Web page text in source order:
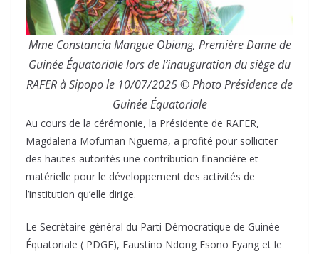
Mme Constancia Mangue Obiang, Première Dame de
Guinée Équatoriale lors de l’inauguration du siège du
RAFER à Sipopo le 10/07/2025 © Photo Présidence de
Guinée Équatoriale
Au cours de la cérémonie, la Présidente de RAFER,
Magdalena Mofuman Nguema, a profité pour solliciter
des hautes autorités une contribution financière et
matérielle pour le développement des activités de
l’institution qu’elle dirige.
Le Secrétaire général du Parti Démocratique de Guinée
Équatoriale ( PDGE), Faustino Ndong Esono Eyang et le